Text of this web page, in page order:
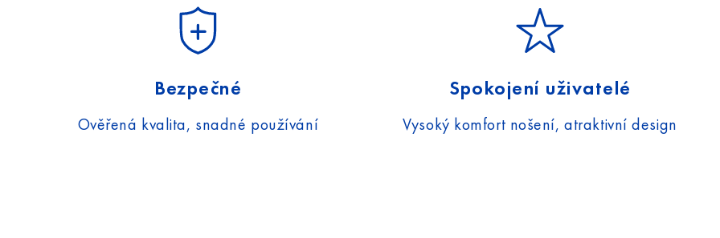
Bezpečné
Ověřená kvalita, snadné používání
Spokojení uživatelé
Vysoký komfort nošení, atraktivní design